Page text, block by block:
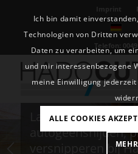
Imprint
Telefon:
Lasersnijden,
autogeensnijden,
versnipperen bij
Ich bin damit
Technologien von Dritten
Daten zu verarbeiten, um
und mir interessenbezogene
meine Einwilligung
ALLE COOKIES